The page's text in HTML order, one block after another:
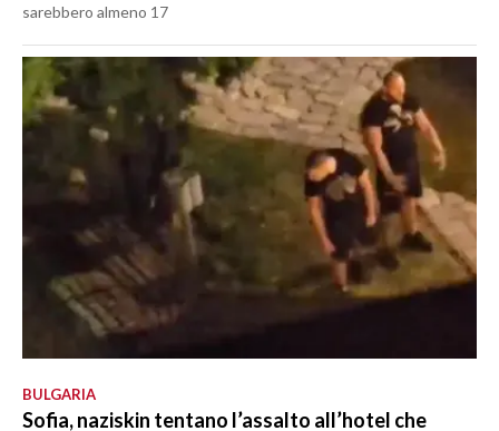
sarebbero almeno 17
BULGARIA
Sofia, naziskin tentano l’assalto all’hotel che